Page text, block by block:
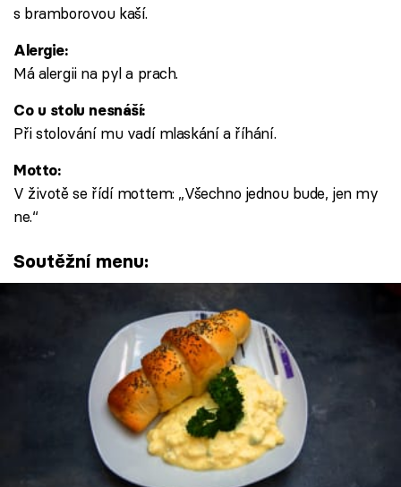
s bramborovou kaší.
Alergie:
Má alergii na pyl a prach.
Co u stolu nesnáší:
Při stolování mu vadí mlaskání a říhání.
Motto:
V životě se řídí mottem: „Všechno jednou bude, jen my
ne.“
Soutěžní menu: